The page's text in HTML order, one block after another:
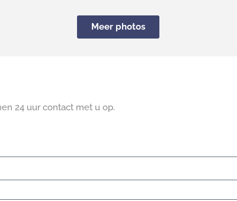
Meer photos
24 uur contact met u op.